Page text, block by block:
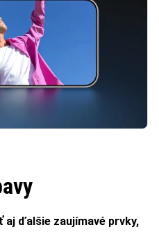
aj ďalšie zaujímavé prvky,